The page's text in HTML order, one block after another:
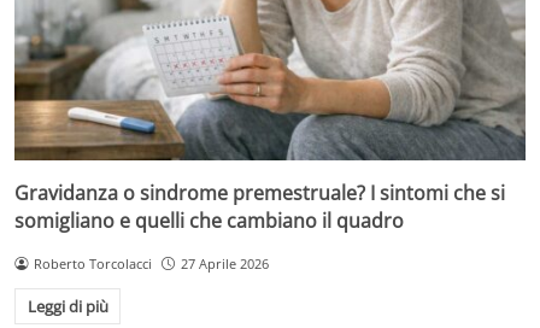
Gravidanza o sindrome premestruale? I sintomi che si
somigliano e quelli che cambiano il quadro
Roberto Torcolacci 27 Aprile 2026
Leggi di più